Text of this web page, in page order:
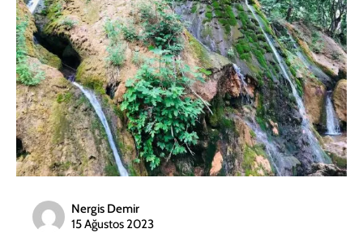
Nergis Demir
15 Ağustos 2023